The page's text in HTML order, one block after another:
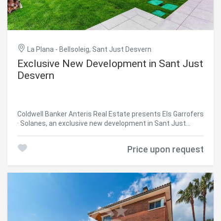
privacy, and an absolutely tranquil setting. #ref:CBES2919
La Plana - Bellsoleig, Sant Just Desvern
Exclusive New Development in Sant Just
Desvern
Coldwell Banker Anteris Real Estate presents Els Garrofers
· Solanes, an exclusive new development in Sant Just
the center of Barcelona. The homes offer 125 m² of
The magnificent 53 m² living-dining-kitchen area opens
onto the exterior, perfect for family life and entertaining.
The layout is completed by three spacious bedrooms, a
cozy independent study, and three full bathrooms. The
elegant master suite features a private en-suite
Price upon request